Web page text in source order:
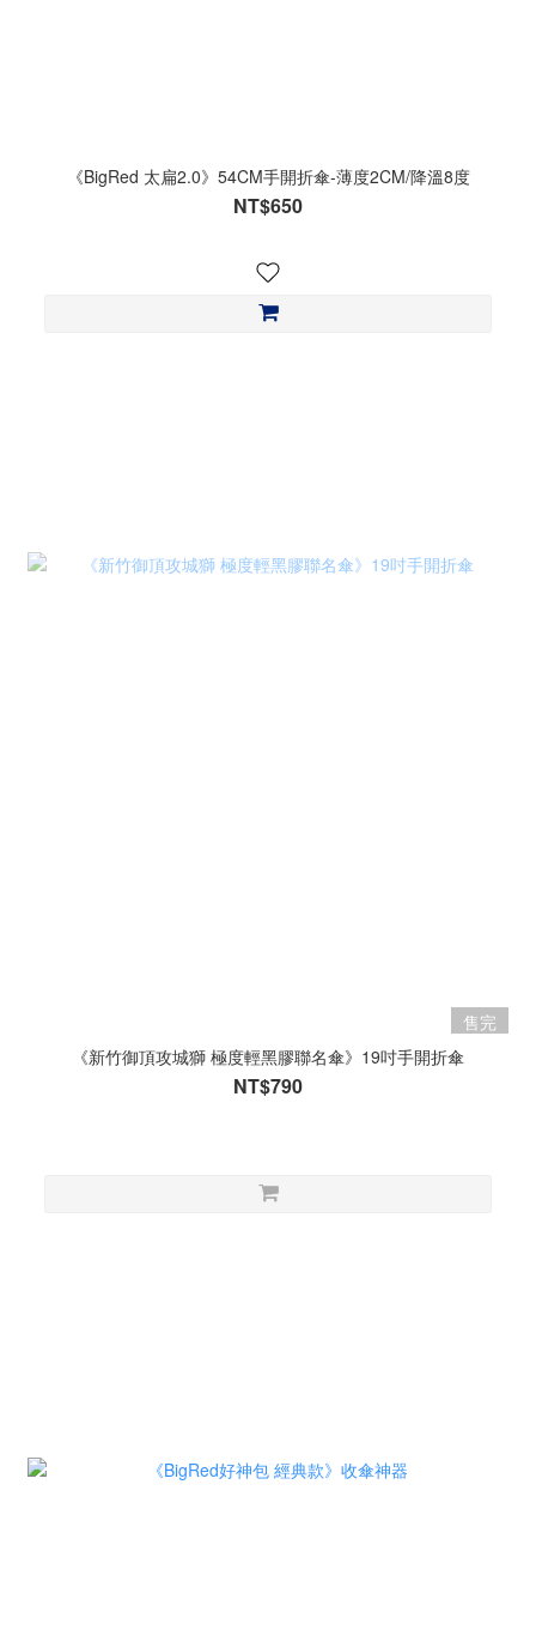
《BigRed 太扁2.0》54CM手開折傘-薄度2CM/降溫8度
NT$650
售完
《新竹御頂攻城獅 極度輕黑膠聯名傘》19吋手開折傘
NT$790